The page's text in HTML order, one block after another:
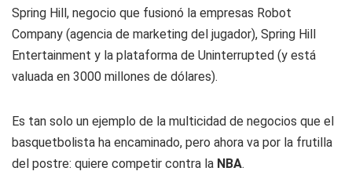
Spring Hill, negocio que fusionó la empresas Robot
Company (agencia de marketing del jugador), Spring Hill
Entertainment y la plataforma de Uninterrupted (y está
valuada en 3000 millones de dólares).
Es tan solo un ejemplo de la multicidad de negocios que el
basquetbolista ha encaminado, pero ahora va por la frutilla
del postre: quiere competir contra la NBA.